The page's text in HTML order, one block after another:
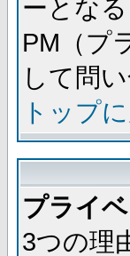
ーとな
PM（プ
して問
トップ
プライ
3つの理